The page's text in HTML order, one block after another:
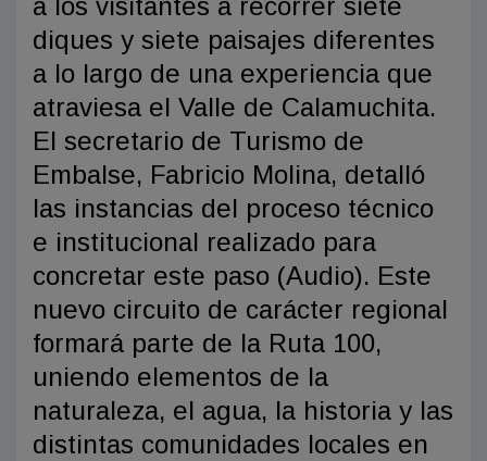
diques y siete paisajes diferentes
a lo largo de una experiencia que
atraviesa el Valle de Calamuchita.
El secretario de Turismo de
Embalse, Fabricio Molina, detalló
las instancias del proceso técnico
e institucional realizado para
concretar este paso (Audio). Este
nuevo circuito de carácter regional
formará parte de la Ruta 100,
uniendo elementos de la
naturaleza, el agua, la historia y las
distintas comunidades locales en